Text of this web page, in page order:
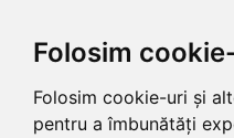
Folosim
Folosim cookie-uri și
pentru a îmbunătăți